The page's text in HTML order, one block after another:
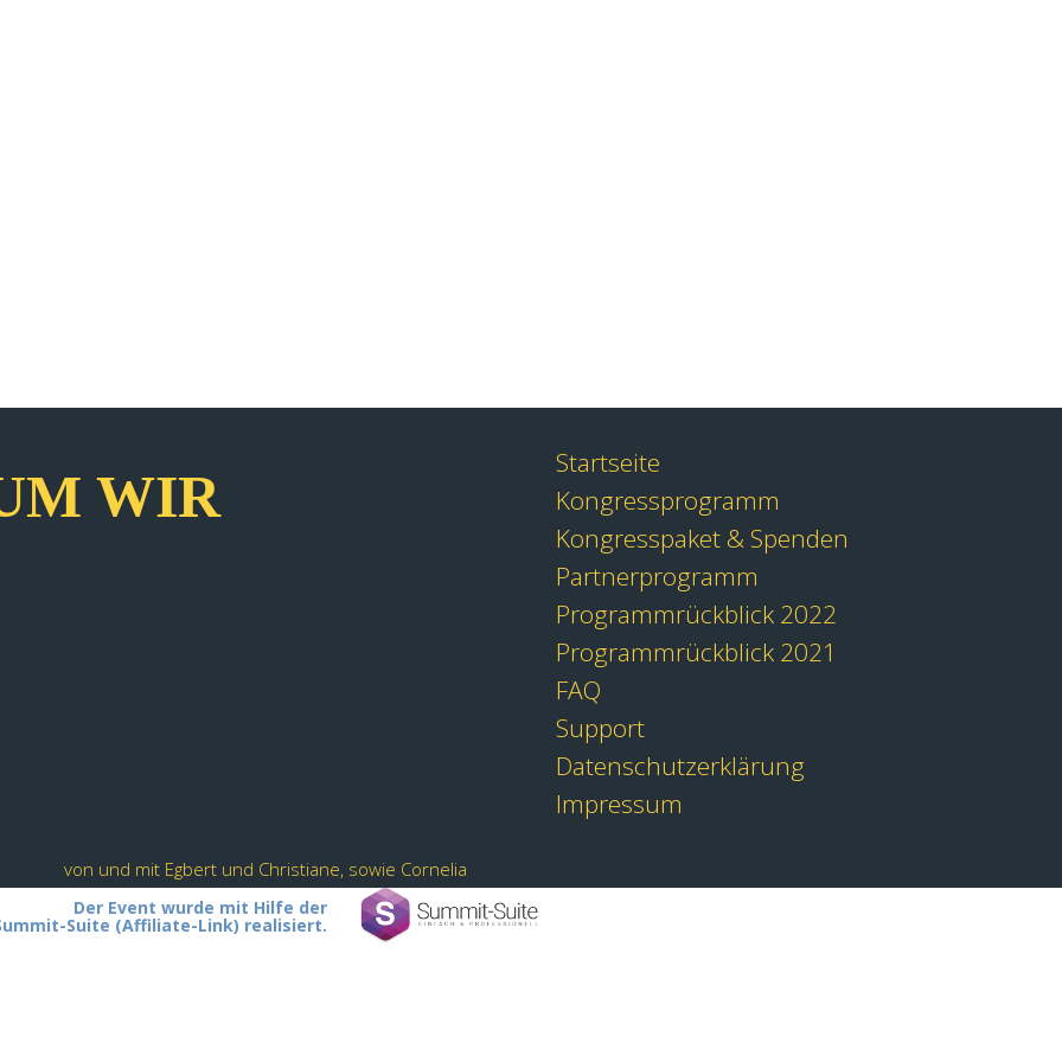
WIR
Startseite
Kongressprogramm
Kongresspaket & Spenden
Partnerprogramm
Programmrückblick 2022
Programmrückblick 2021
FAQ
Support
Datenschutzerklärung
Impressum
von und mit Egbert und Christiane, sowie Cornelia
Der Event wurde mit Hilfe der
Suite (Affiliate-Link) realisiert.